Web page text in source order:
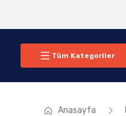
Tüm Kategoriler
Anasayfa